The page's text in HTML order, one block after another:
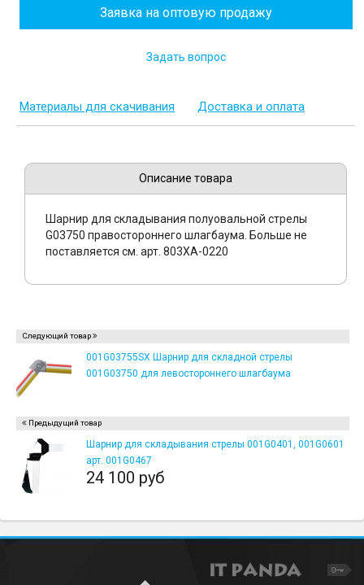
Заявка на оптовую продажу
Задать вопрос
Материалы для скачивания Доставка и оплата
Описание товара
Шарнир для складывания полуовальной стрелы
G03750 правостороннего шлагбаума. Больше не
поставляется см. арт. 803XA-0220
Следующий товар
001G03755SX Шарнир для складной стрелы
001G03750 для левостороннего шлагбаума
Предыдущий товар
Шарнир для складывания стрелы 001G0401, 001G0601
арт. 001G0467
24 100 руб